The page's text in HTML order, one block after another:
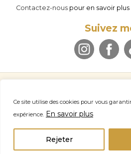
Ce site utilise des cookies pour vous
expérience. En savoir plus
Rejeter
Contactez-nous pour en savoir
Suivez
Conditions d’utilisation
Politique de
Nous contacter